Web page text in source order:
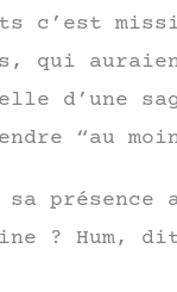
c’est
qui
d’une
“au
sa
? Hum,